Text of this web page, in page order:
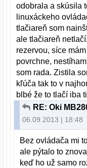
odobrala a skúsila
linuxáckeho
tlačiareň som
ale tlačiareň
rezervou, síce
povrchne,
som rada. Zistila
kľúča tak to v
blbé že to tlačí iba
RE: Oki
06.09.2013 | 18:48
Bez ovládača mi
ale pýtalo to
keď ho už samo